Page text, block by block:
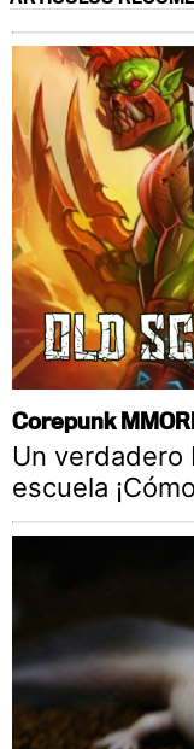
Corepunk
Un verdadero
escuela